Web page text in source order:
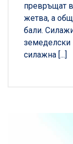
превръщат
жетва, а
бали.
земеделски
силажна [...]